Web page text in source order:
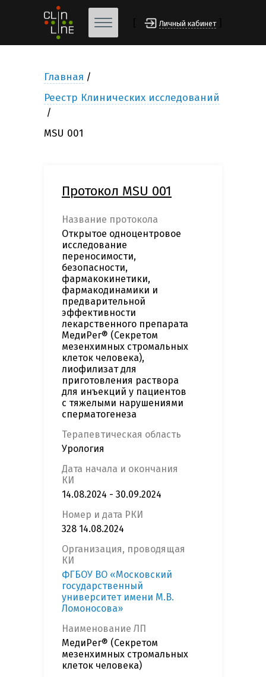
Личный кабинет
Главная
Реестр Клинических исследований
MSU 001
Протокол MSU 001
Название протокола
Открытое одноцентровое
исследование
переносимости,
безопасности,
фармакокинетики,
фармакодинамики и
предварительной
эффективности
лекарственного препарата
МедиРег® (Секретом
мезенхимных стромальных
клеток человека),
лиофилизат для
приготовления раствора
для инъекций у пациентов
с тяжелыми нарушениями
сперматогенеза
Терапевтическая область
Урология
Дата начала и окончания
КИ
14.08.2024 - 30.09.2024
Номер и дата РКИ
328 14.08.2024
Организация, проводящая
КИ
ФГБОУ ВО «Московский
государственный
университет имени М.В.
Ломоносова»
Наименование ЛП
МедиРег® (Секретом
мезенхимных стромальных
клеток человека)